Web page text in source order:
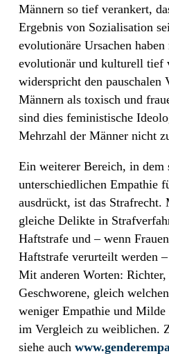
Männern so tief verankert,
Ergebnis von Sozialisation
evolutionäre Ursachen haben
evolutionär und kulturell tief
widerspricht den pauschalen
Männern als toxisch und
sind dies feministische
Mehrzahl der Männer nicht
Ein weiterer Bereich, in dem
unterschiedlichen Empathie
ausdrückt, ist das Strafrecht.
gleiche Delikte in
Haftstrafe und – wenn
Haftstrafe verurteilt werden
Mit anderen Worten:
Geschworene, gleich
weniger Empathie und
im Vergleich zu weiblichen.
siehe auch